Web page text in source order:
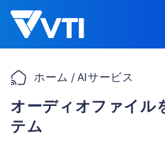
content
ホーム / AIサービス
オーディオファイル
テム